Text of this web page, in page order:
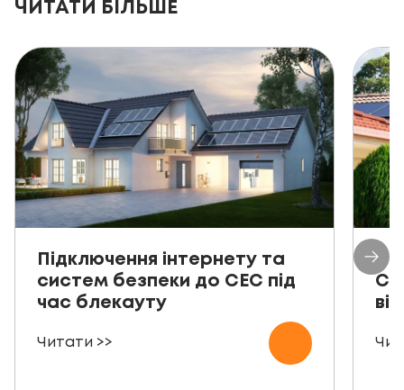
ЧИТАТИ БІЛЬШЕ
Підключення інтернету та
систем безпеки до СЕС під
час блекауту
Читати >>